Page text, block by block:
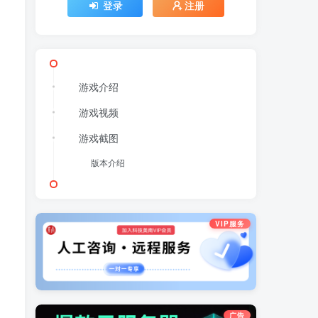
登录 注册
游戏介绍
游戏视频
游戏截图
版本介绍
VIP服务
广告